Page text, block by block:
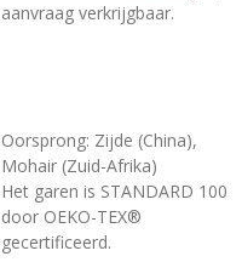
aanvraag verkrijgbaar.
Oorsprong: Zijde (China),
Mohair (Zuid-Afrika)
Het garen is STANDARD 100
door OEKO-TEX®
gecertificeerd.